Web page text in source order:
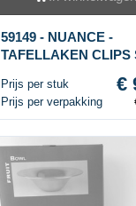
59149 - NUANCE -
TAFELLAKEN CLIPS
Prijs per stuk €
Prijs per verpakking